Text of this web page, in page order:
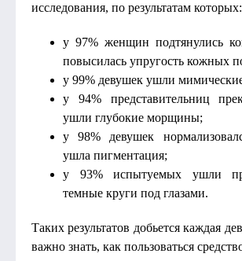
исследования, по результатам которых:
у 97% женщин подтянулись
повысилась упругость кожных
у 99% девушек ушли
у 94% представительниц
ушли глубокие морщины;
у 98% девушек
ушла пигментация;
у 93% испытуемых ушли
темные круги под глазами.
Таких результатов добьется каждая
важно знать, как пользоваться